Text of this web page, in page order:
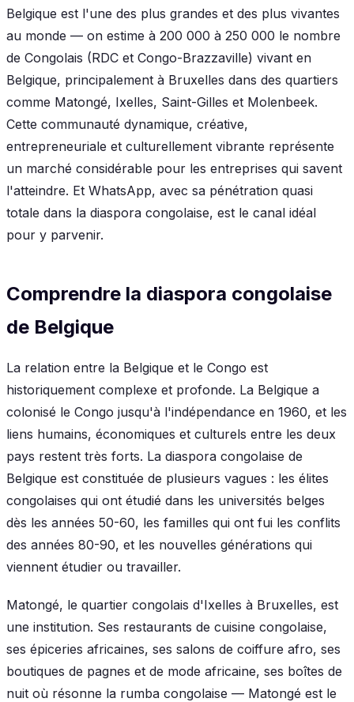
Belgique est l'une des plus grandes et des plus vivantes
au monde — on estime à 200 000 à 250 000 le nombre
de Congolais (RDC et Congo-Brazzaville) vivant en
Belgique, principalement à Bruxelles dans des quartiers
comme Matongé, Ixelles, Saint-Gilles et Molenbeek.
Cette communauté dynamique, créative,
entrepreneuriale et culturellement vibrante représente
un marché considérable pour les entreprises qui savent
l'atteindre. Et WhatsApp, avec sa pénétration quasi
totale dans la diaspora congolaise, est le canal idéal
pour y parvenir.
Comprendre la diaspora congolaise
de Belgique
La relation entre la Belgique et le Congo est
historiquement complexe et profonde. La Belgique a
colonisé le Congo jusqu'à l'indépendance en 1960, et les
liens humains, économiques et culturels entre les deux
pays restent très forts. La diaspora congolaise de
Belgique est constituée de plusieurs vagues : les élites
congolaises qui ont étudié dans les universités belges
dès les années 50-60, les familles qui ont fui les conflits
des années 80-90, et les nouvelles générations qui
viennent étudier ou travailler.
Matongé, le quartier congolais d'Ixelles à Bruxelles, est
une institution. Ses restaurants de cuisine congolaise,
ses épiceries africaines, ses salons de coiffure afro, ses
boutiques de pagnes et de mode africaine, ses boîtes de
nuit où résonne la rumba congolaise — Matongé est le